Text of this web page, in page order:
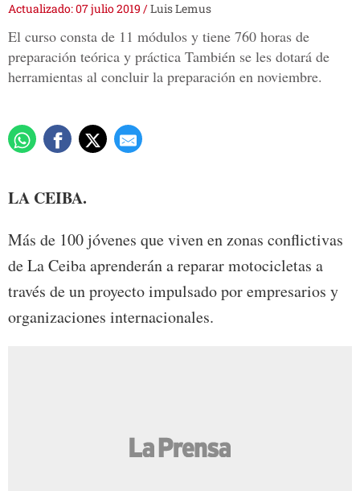
Actualizado: 07 julio 2019 /Luis Lemus
El curso consta de 11 módulos y tiene 760 horas de
preparación teórica y práctica También se les dotará de
herramientas al concluir la preparación en noviembre.
LA CEIBA.
Más de 100 jóvenes que viven en zonas conflictivas
de La Ceiba aprenderán a reparar motocicletas a
través de un proyecto impulsado por empresarios y
organizaciones internacionales.